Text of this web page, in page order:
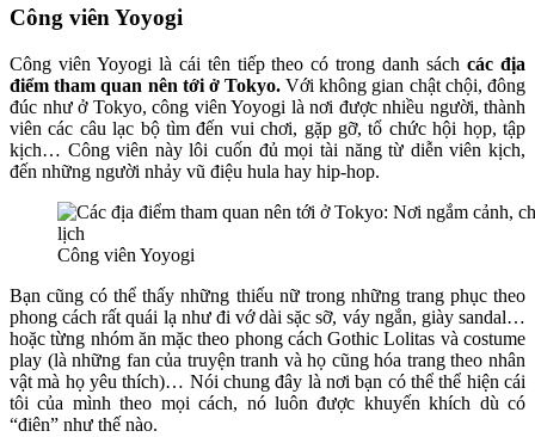
Công viên Yoyogi
Công viên Yoyogi là cái tên tiếp theo có trong danh sáchcác địa
điểm tham quan nên tới ở Tokyo. Với không gian chật chội, đông
đúc như ở Tokyo, công viên Yoyogi là nơi được nhiều người, thành
viên các câu lạc bộ tìm đến vui chơi, gặp gỡ, tổ chức hội họp, tập
kịch… Công viên này lôi cuốn đủ mọi tài năng từ diễn viên kịch,
đến những người nhảy vũ điệu hula hay hip-hop.
Công viên Yoyogi
Bạn cũng có thể thấy những thiếu nữ trong những trang phục theo
phong cách rất quái lạ như đi vớ dài sặc sỡ, váy ngắn, giày sandal…
hoặc từng nhóm ăn mặc theo phong cách Gothic Lolitas và costume
play (là những fan của truyện tranh và họ cũng hóa trang theo nhân
vật mà họ yêu thích)… Nói chung đây là nơi bạn có thể thể hiện cái
tôi của mình theo mọi cách, nó luôn được khuyến khích dù có
“điên” như thế nào.